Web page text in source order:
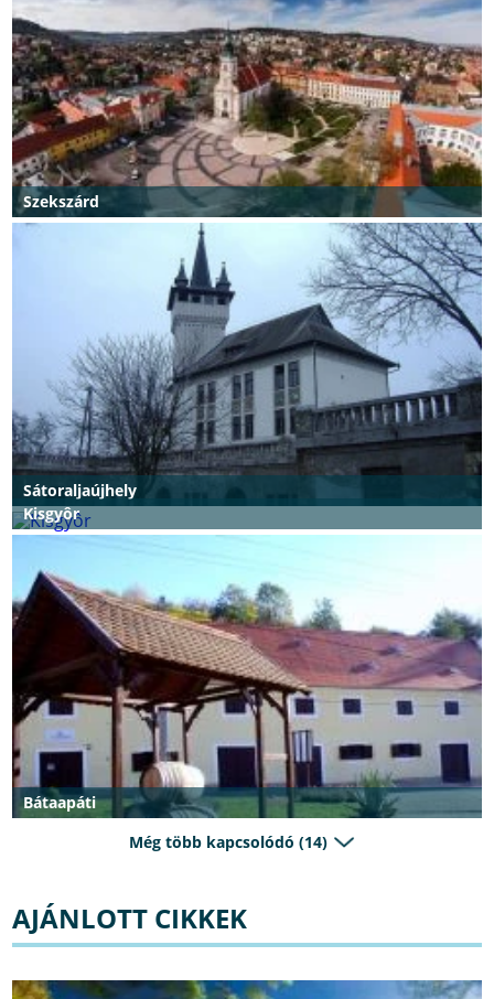
Szekszárd
Sátoraljaújhely
Kisgyôr
Bátaapáti
Még több kapcsolódó (14)
AJÁNLOTT CIKKEK